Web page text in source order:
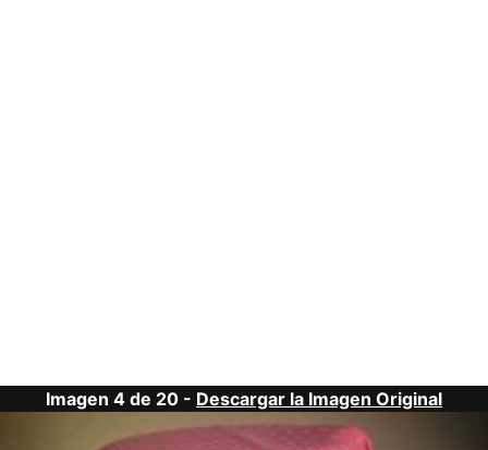
Imagen 4 de 20 - Descargar la Imagen Original